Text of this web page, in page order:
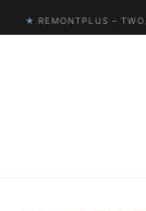
★ REMONTPLUS –